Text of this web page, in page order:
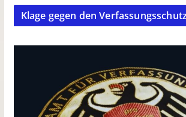
Klage gegen den